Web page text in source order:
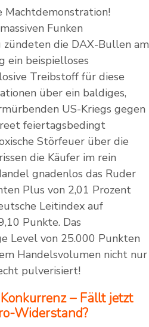
Machtdemonstration!
Funken
die DAX-Bullen am
ein beispielloses
Treibstoff für diese
über ein baldiges,
US-Kriegs gegen
feiertagsbedingt
Störfeuer über die
die Käufer im rein
gnadenlos das Ruder
Plus von 2,01 Prozent
Leitindex auf
Punkte. Das
Level von 25.000 Punkten
Handelsvolumen nicht nur
pulverisiert!
– Fällt jetzt
Widerstand?